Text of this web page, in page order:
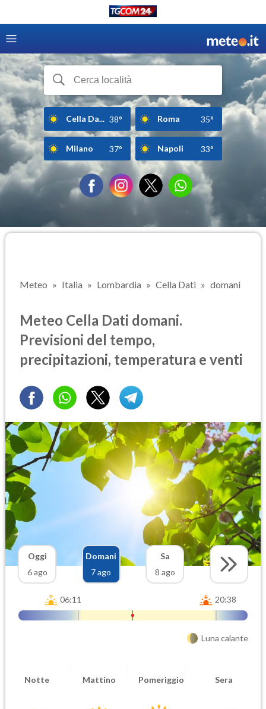
Cella Da... 38° Roma 35°
Milano 37° Napoli 33°
Meteo Italia Lombardia Cella Dati domani
Meteo Cella Dati domani.
Previsioni del tempo,
precipitazioni, temperatura e venti
Oggi
6 ago
Domani
7 ago
Sa
8 ago
06:11 20:38
Luna calante
Notte Mattino Pomeriggio Sera